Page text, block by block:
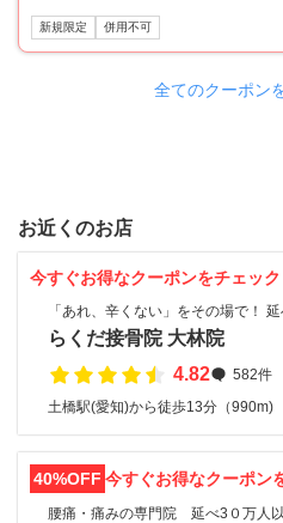
新規限定 併用不可
全てのクーポン
お近くのお店
今すぐお得なクーポンをチェック
「あれ、辛くない」をその場で！
らくだ接骨院 大林院
4.82
582件
土橋駅(愛知)から徒歩13分（990m)
40%OFF 今すぐお得なクーポン
腰痛・痛みの専門院 延べ3０万人